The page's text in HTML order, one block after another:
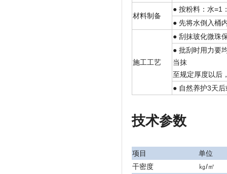
材料制备
● 按粉料：水=1
● 先将水倒入桶
施工工艺
● 刮抹玻化微珠
● 批刮时用力要
当抹
至规定厚度以后
● 自然养护3天
技术参数
项目
单位
干密度
㎏/㎡